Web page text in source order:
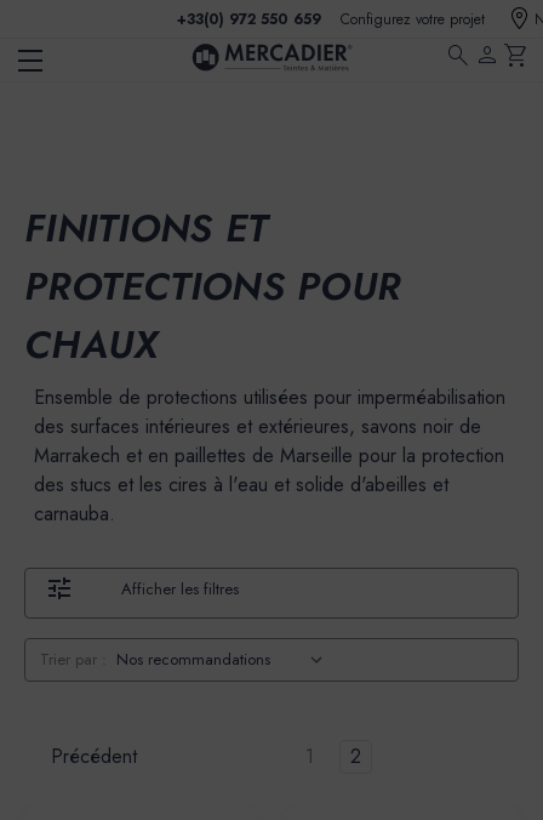
+33(0) 972 550 659 Configurez votre projet
search person shopping_cart
FINITIONS ET
PROTECTIONS POUR
CHAUX
Ensemble de protections utilisées pour imperméabilisation
des surfaces intérieures et extérieures, savons noir de
Marrakech et en paillettes de Marseille pour la protection
des stucs et les cires à l'eau et solide d'abeilles et
carnauba.
Afficher les filtres
Trier par :
Précédent 1 2